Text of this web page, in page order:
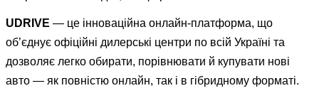
UDRIVE — це інноваційна онлайн-платформа, що
об’єднує офіційні дилерські центри по всій Україні та
дозволяє легко обирати, порівнювати й купувати нові
авто — як повністю онлайн, так і в гібридному форматі.